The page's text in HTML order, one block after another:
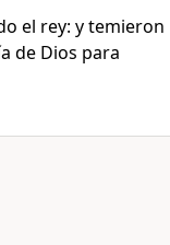
el rey: y temieron
de Dios para